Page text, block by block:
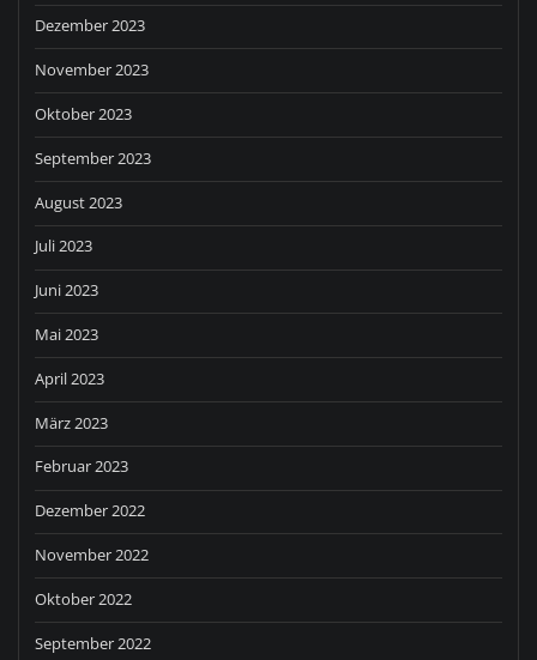
Dezember 2023
November 2023
Oktober 2023
September 2023
August 2023
Juli 2023
Juni 2023
Mai 2023
April 2023
März 2023
Februar 2023
Dezember 2022
November 2022
Oktober 2022
September 2022